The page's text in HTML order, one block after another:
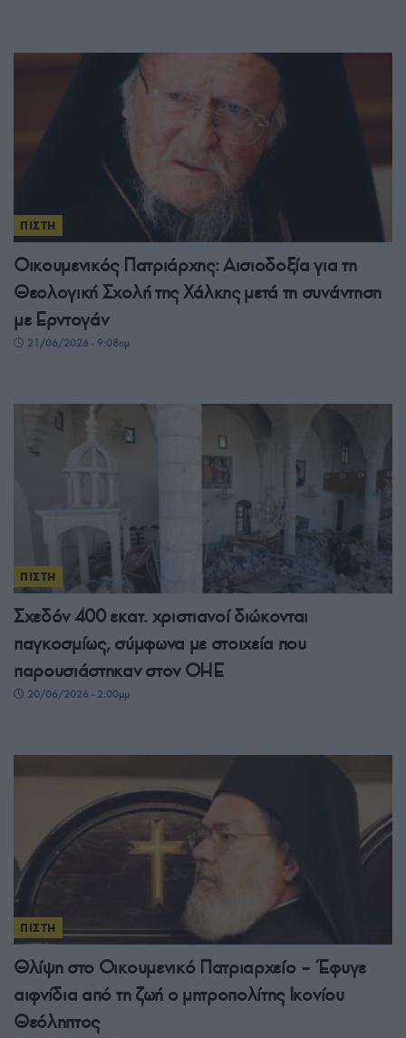
ΠΙΣΤΗ
Οικουμενικός Πατριάρχης: Αισιοδοξία για τη
Θεολογική Σχολή της Χάλκης μετά τη συνάντηση
με Ερντογάν
21/06/2026 - 9:08πμ
ΠΙΣΤΗ
Σχεδόν 400 εκατ. χριστιανοί διώκονται
παγκοσμίως, σύμφωνα με στοιχεία που
παρουσιάστηκαν στον ΟΗΕ
20/06/2026 - 2:00μμ
ΠΙΣΤΗ
Θλίψη στο Οικουμενικό Πατριαρχείο – Έφυγε
αιφνίδια από τη ζωή ο μητροπολίτης Ικονίου
Θεόληπτος